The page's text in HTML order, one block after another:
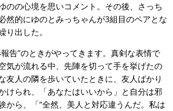
のの心境を思いコメント。その後、さっち
然的にゆのとみっちゃんが3組目のペアとな
り出した。
告”のときがやってきます。真剣な表情で
気が流れる中、先陣を切って手を挙げたの
友人の隣を歩いていたときに、友人ばかり
けられ、「あなたはいいから」と自分は邪
から、「“全然、美人と対応違うんだ。私は